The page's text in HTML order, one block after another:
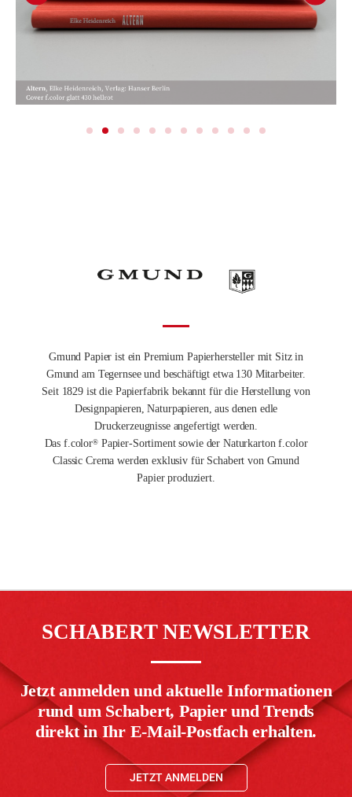
Gmund Papier ist ein Premium Papierhersteller mit Sitz in
Gmund am Tegernsee und beschäftigt etwa 130 Mitarbeiter.
Seit 1829 ist die Papierfabrik bekannt für die Herstellung von
Designpapieren, Naturpapieren, aus denen edle
Druckerzeugnisse angefertigt werden.
Das f.color®Papier-Sortiment sowie der Naturkarton f.color
Classic Crema werden exklusiv für Schabert von Gmund
Papier produziert.
SCHABERT NEWSLETTER
Jetzt anmelden und aktuelle Informationen
rund um Schabert, Papier und Trends
direkt in Ihr E-Mail-Postfach erhalten.
JETZT ANMELDEN